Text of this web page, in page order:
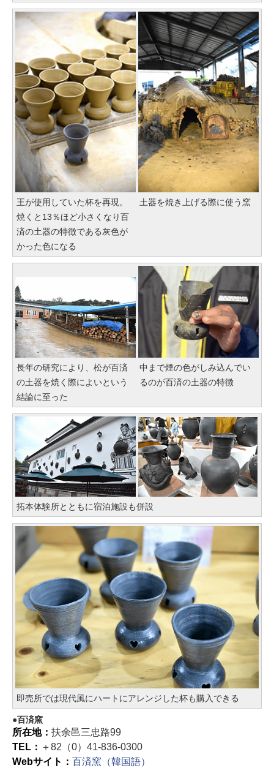
王が使用していた杯を再現。
焼くと13％ほど小さくなり百
済の土器の特徴である灰色が
かった色になる
土器を焼き上げる際に使う窯
長年の研究により、松が百済
の土器を焼く際によいという
結論に至った
中まで煙の色がしみ込んでい
るのが百済の土器の特徴
拓本体験所とともに宿泊施設も併設
即売所では現代風にハートにアレンジした杯も購入できる
百済窯
所在地： 扶余邑三忠路99
TEL： ＋82（0）41-836-0300
Webサイト： 百済窯（韓国語）